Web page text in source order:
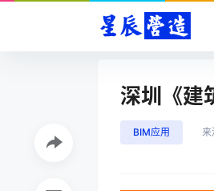
深圳《建
BIM应用 来